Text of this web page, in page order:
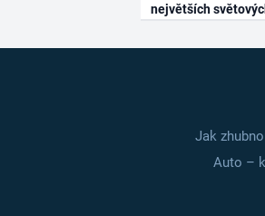
největších
Jak
Auto –